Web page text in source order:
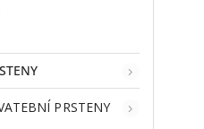
PRSTENY